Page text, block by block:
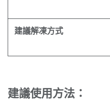
建議解凍方式
建議使用方法：